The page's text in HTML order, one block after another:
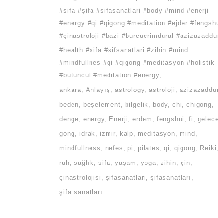
#sifa #şifa #sifasanatlari #body #mind #enerji
#energy #qi #qigong #meditation #ejder
#çinastroloji #bazi #burcuerimdural
#health #sifa #sifsanatlari #zihin #mind
#mindfullnes #qi #qigong #meditasyon #holistik
#butuncul #meditation #energy
ankara
Anlayış astrology astroloji
beden
beşelement bilgelik body chi
chigong
denge
energy Enerji erdem fengshui fi
gong
idrak izmir kalp meditasyon
mind
mindfullness
nefes pi pilates qi qigong
Reiki
ruh
sağlık sifa yaşam yoga zihin
çin
çinastrolojisi
şifasanatlari
şifasanatları
şifa sanatları